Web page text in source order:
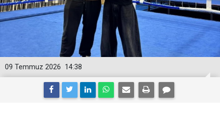
14:38
09 Temmuz 2026